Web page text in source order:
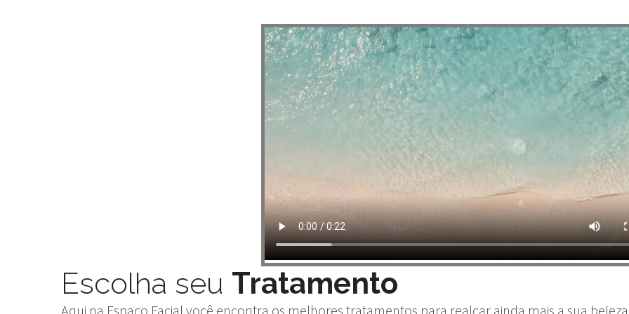
Escolha seu Tratamento
Aqui na Espaço Facial você encontra os melhores tratamentos para realçar ainda mais a sua